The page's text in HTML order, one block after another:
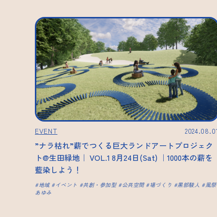
EVENT
”ナラ枯れ”薪でつくる巨大ランドアートプロジェク
ト@生田緑地｜ VOL.1 8月24日(Sat) ｜1000本の薪を
藍染しよう！
地域 イベント 共創・参加型 公共空間 場づくり 黒部駿人
風祭
あゆみ